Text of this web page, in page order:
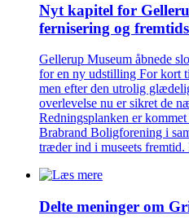
Nyt kapitel for
fernisering og
Gellerup Museum åbnede
for en ny udstilling For kort
men efter den utrolig
overlevelse nu er sikret de
Redningsplanken er
Brabrand Boligforening i
træder ind i museets
Delte meninger om